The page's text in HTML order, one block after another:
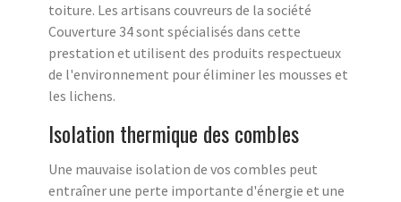
toiture. Les artisans couvreurs de la société
Couverture 34 sont spécialisés dans cette
prestation et utilisent des produits respectueux
de l'environnement pour éliminer les mousses et
les lichens.
Isolation thermique des combles
Une mauvaise isolation de vos combles peut
entraîner une perte importante d'énergie et une